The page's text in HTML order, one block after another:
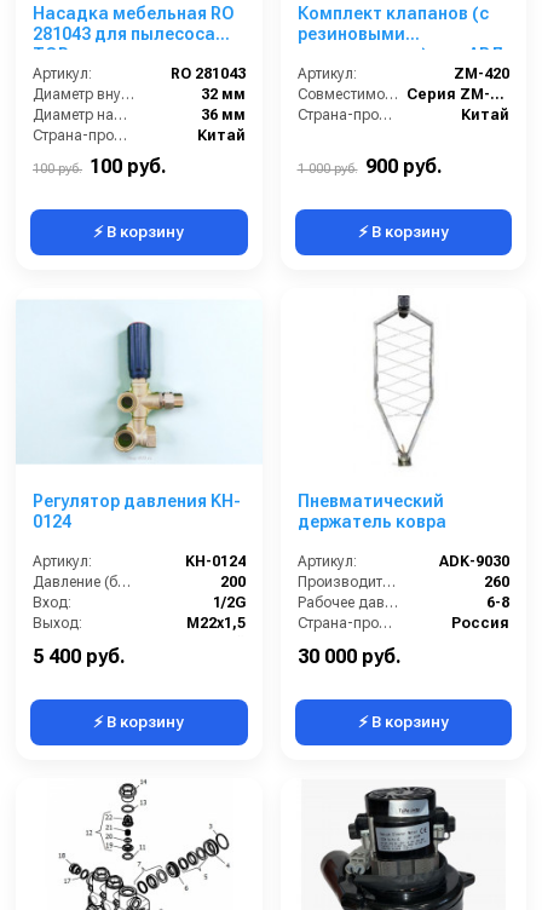
Насадка мебельная RO
281043 для пылесоса
TOR
Артикул:
RO 281043
Диаметр внутренний:
32 мм
Диаметр наружный:
36 мм
Страна-производитель:
Китай
100 руб. 100 руб.
⚡ В корзину
Комплект клапанов (с
резиновыми
уплотнениями) для АВД
ZM-3020 ZM-420
Артикул:
ZM-420
Совместимость:
Серия ZM-3020 (помпа ZM-2015).
Страна-производитель:
Китай
1 000 руб. 900 руб.
⚡ В корзину
Регулятор давления KH-
0124
Артикул:
KH-0124
Давление (бар):
200
Вход:
1/2G
Выход:
M22х1,5
5 400 руб.
⚡ В корзину
Пневматический
держатель ковра
Артикул:
ADK-9030
Производительность (л/мин):
260
Рабочее давление (бар):
6-8
Страна-производитель:
Россия
30 000 руб.
⚡ В корзину